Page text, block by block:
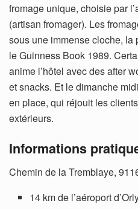
fromage unique, choisie par
(artisan fromager). Les
sous une immense cloche,
le Guinness Book 1989.
anime l’hôtel avec des after
et snacks. Et le dimanche
en place, qui réjouit les
extérieurs.
Informations
Chemin de la Tremblaye,
14 km de l’aéroport